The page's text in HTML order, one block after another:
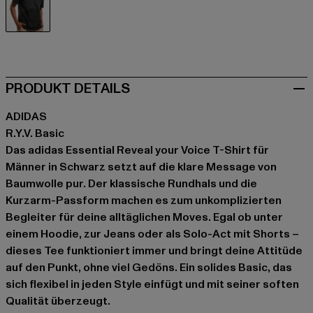
PRODUKT DETAILS
ADIDAS
R.Y.V. Basic
Das adidas Essential Reveal your Voice T-Shirt für
Männer in Schwarz setzt auf die klare Message von
Baumwolle pur. Der klassische Rundhals und die
Kurzarm-Passform machen es zum unkomplizierten
Begleiter für deine alltäglichen Moves. Egal ob unter
einem Hoodie, zur Jeans oder als Solo-Act mit Shorts –
dieses Tee funktioniert immer und bringt deine Attitüde
auf den Punkt, ohne viel Gedöns. Ein solides Basic, das
sich flexibel in jeden Style einfügt und mit seiner soften
Qualität überzeugt.